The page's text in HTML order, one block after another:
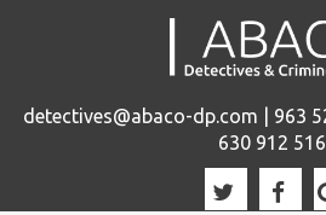
detectives@abaco-dp.com | 963
630 912 516